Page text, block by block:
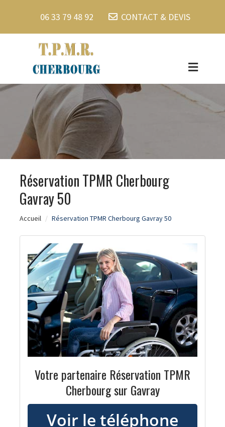
06 33 79 48 92 CONTACT & DEVIS
Réservation TPMR Cherbourg
Gavray 50
Accueil Réservation TPMR Cherbourg Gavray 50
Votre partenaire Réservation TPMR
Cherbourg sur Gavray